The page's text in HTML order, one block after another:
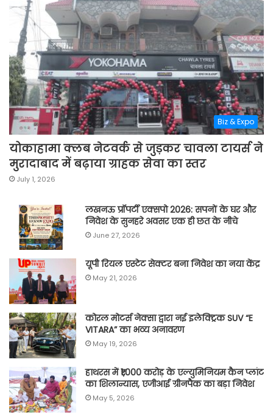
Biz & Expo
योकाहामा क्लब नेटवर्क से जुड़कर चावला टायर्स ने
मुरादाबाद में बढ़ाया ग्राहक सेवा का स्तर
July 1, 2026
लखनऊ प्रॉपर्टी एक्सपो 2026: सपनों के घर और
निवेश के सुनहरे अवसर एक ही छत के नीचे
June 27, 2026
यूपी रियल एस्टेट सेक्टर बना निवेश का नया केंद्र
May 21, 2026
कोरल मोटर्स नेक्सा द्वारा नई इलेक्ट्रिक SUV “E
VITARA” का भव्य अनावरण
May 19, 2026
हाथरस में ₹1,000 करोड़ के एल्युमिनियम कैन प्लांट
का शिलान्यास, एजीआई ग्रीनपैक का बड़ा निवेश
May 5, 2026